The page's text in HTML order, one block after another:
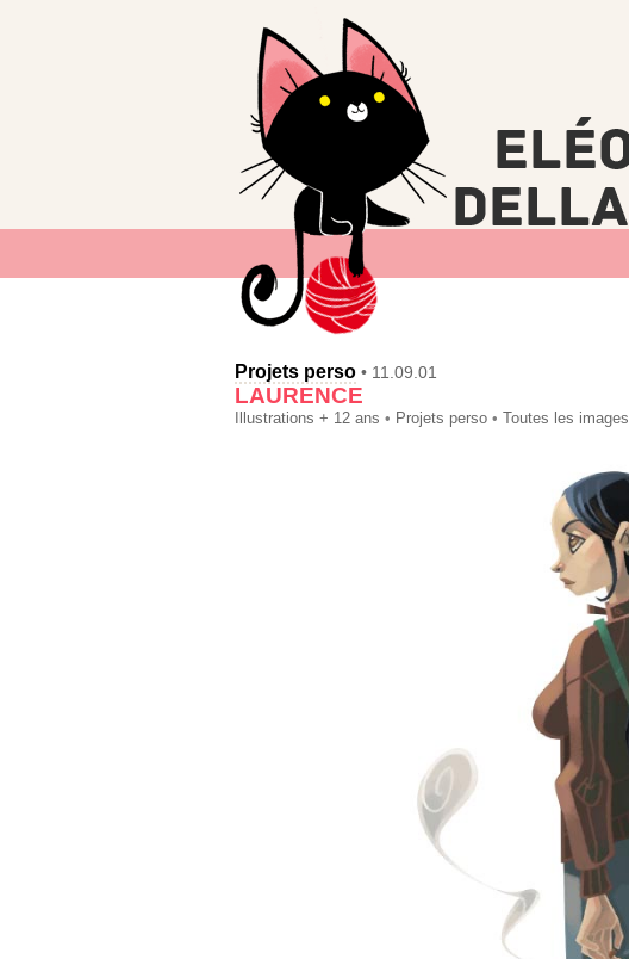
Projets perso • 11.09.01
LAURENCE
Illustrations + 12 ans • Projets perso • Toutes les images